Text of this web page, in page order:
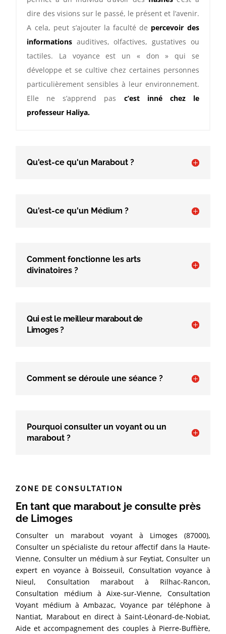
dire des visions sur le passé, le présent et l’avenir.
A cela, peut s’ajouter la faculté de percevoir des
informations auditives, olfactives, gustatives ou
tactiles. La voyance est un « don » qui se
développe et se cultive chez certaines personnes
particulièrement sensibles à leur environnement.
Elle ne s’apprend pas c’est inné chez le
professeur Haliya.
Qu'est-ce qu'un Marabout ?
Qu'est-ce qu'un Médium ?
Comment fonctionne les arts
divinatoires ?
Qui est le meilleur marabout de
Limoges ?
Comment se déroule une séance ?
Pourquoi consulter un voyant ou un
marabout ?
ZONE DE CONSULTATION
En tant que marabout je consulte près
de Limoges
Consulter un marabout voyant à Limoges (87000),
Consulter un spécialiste du retour affectif dans la Haute-
Vienne, Consulter un médium à sur Feytiat, Consulter un
expert en voyance à Boisseuil, Consultation voyance à
Nieul, Consultation marabout à Rilhac-Rancon,
Consultation médium à Aixe-sur-Vienne, Consultation
Voyant médium à Ambazac, Voyance par téléphone à
Nantiat, Marabout en direct à Saint-Léonard-de-Nobiat,
Aide et accompagnement des couples à Pierre-Buffière,